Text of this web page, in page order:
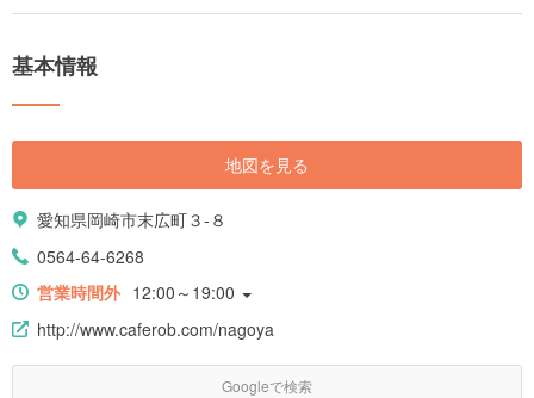
基本情報
地図を見る
愛知県岡崎市末広町３-８
0564-64-6268
営業時間外 12:00～19:00
http://www.caferob.com/nagoya
Googleで検索